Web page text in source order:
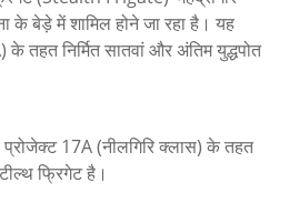
बेड़े में शामिल होने जा रहा है। यह
निर्मित सातवां और अंतिम युद्धपोत
प्रोजेक्ट 17A (नीलगिरि क्लास) के तहत
फ्रिगेट है।